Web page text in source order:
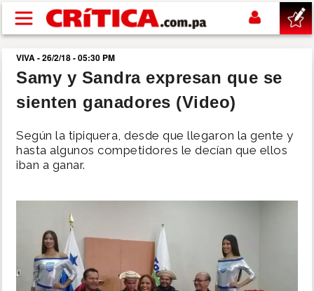
Pasar al contenido principal
buscar
SUCESOS
NACIONAL
DEPORTES
VIVA - 26/2/18 - 05:30 PM
Samy y Sandra expresan que se
sienten ganadores (Video)
Según la tipiquera, desde que llegaron la gente y
hasta algunos competidores le decían que ellos
iban a ganar.